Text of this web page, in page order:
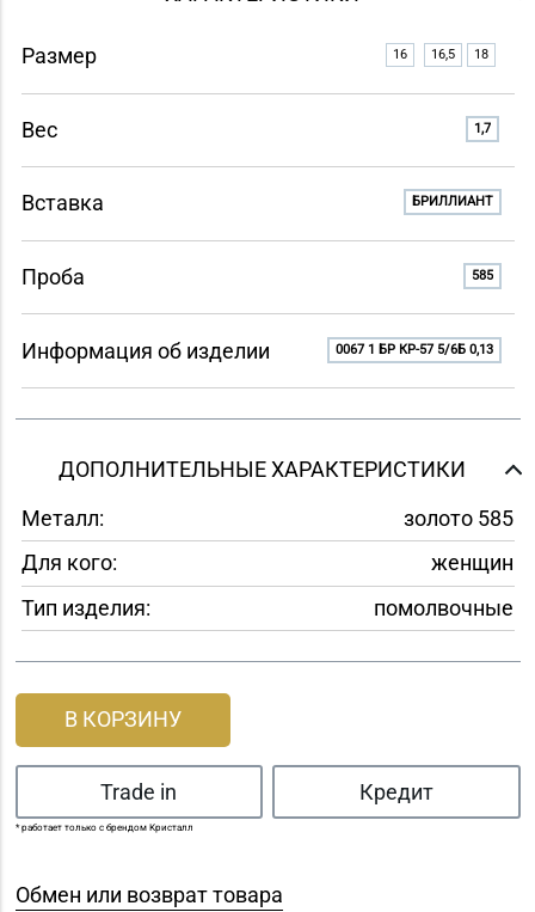
Размер 16 16,5 18
Вес 1,7
Вставка БРИЛЛИАНТ
Проба 585
Информация об изделии 0067 1 БР КР-57 5/6Б 0,13
ДОПОЛНИТЕЛЬНЫЕ ХАРАКТЕРИСТИКИ
Металл:
золото 585
Для кого:
женщин
Тип изделия:
помолвочные
В КОРЗИНУ
Trade in Кредит
* работает только с брендом Кристалл
Обмен или возврат товара